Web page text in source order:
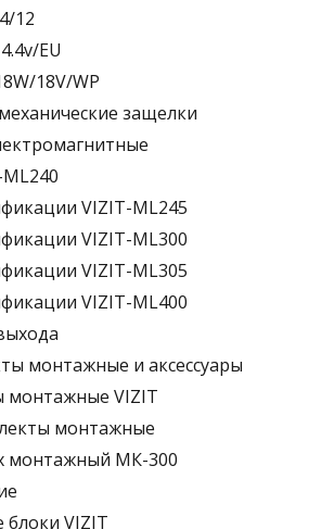
12
EU
18V/WP
защелки
VIZIT-ML245
VIZIT-ML300
VIZIT-ML305
VIZIT-ML400
монтажные и аксессуары
монтажные VIZIT
монтажные
монтажный МК-300
VIZIT